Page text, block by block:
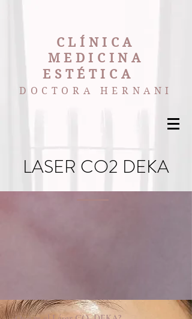
CLÍNICA
MEDICINA
ESTÉTICA
DOCTORA HERNANI
LASER CO2 DEKA